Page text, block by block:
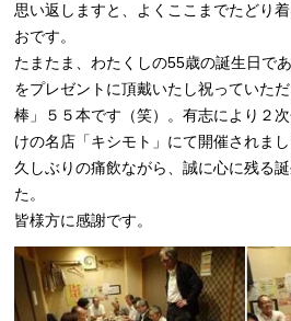
思い返しますと、よくここまでたどり
おです。
たまたま、わたくしの55歳の誕生日で
をプレゼントに頂戴いたし祝っていた
棒」５５本です（笑）。有志により２
けの名店「キシモト」にて開催されまし
久しぶりの痛飲ながら、誠に心に残る
た。
皆様方に感謝です。